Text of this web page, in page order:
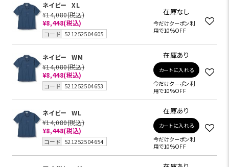
ネイビー
XL
¥14,080(税込)
¥8,448(税込)
コード 521252504605
在庫なし
今だけクーポン利
用で10%OFF
ネイビー
WM
¥14,080(税込)
¥8,448(税込)
コード 521252504653
在庫あり
カートに入れる
今だけクーポン利
用で10%OFF
ネイビー
WL
¥14,080(税込)
¥8,448(税込)
コード 521252504654
在庫あり
カートに入れる
今だけクーポン利
用で10%OFF